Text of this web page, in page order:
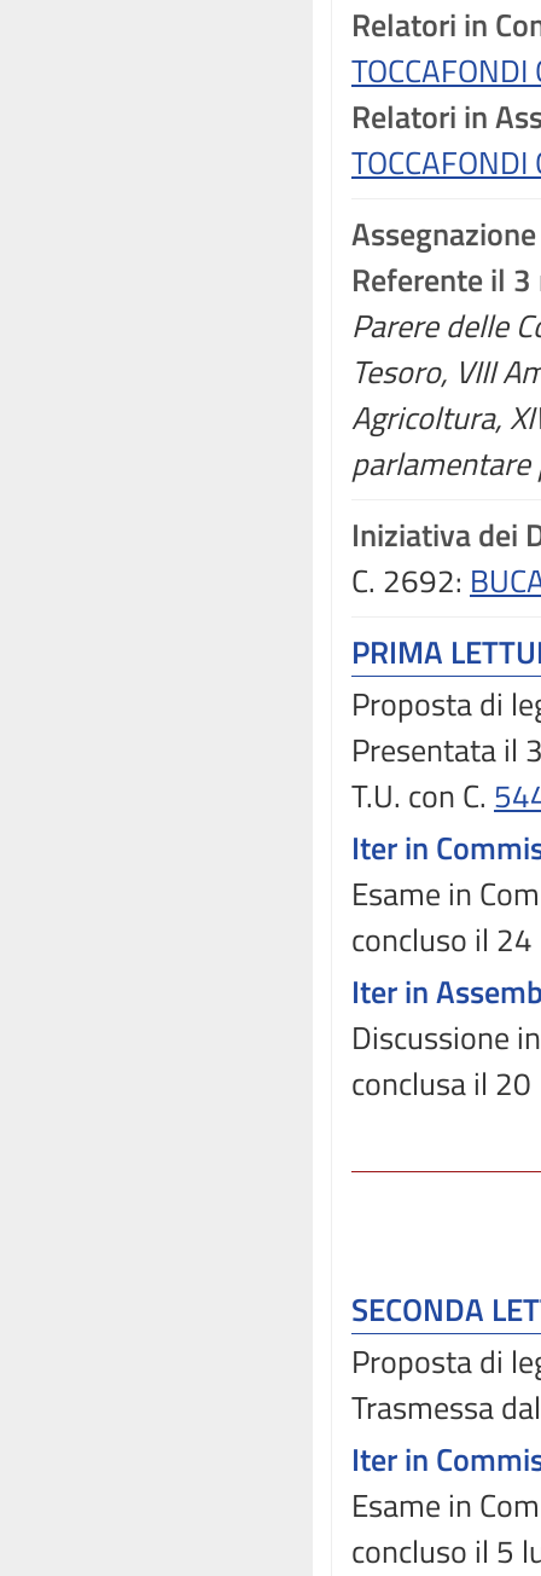
Relatori in
Relatori in
Assegnazione
Referente il
Parere delle
Tesoro, VIII
Agricoltura,
Iniziativa dei
C. 2692:
PRIMA
Proposta di
Presentata il
T.U. con C.
Iter in
Esame in
concluso il
Iter in
Discussione
conclusa il
SECONDA
Proposta di
Trasmessa
Iter in
Esame in
concluso il 5